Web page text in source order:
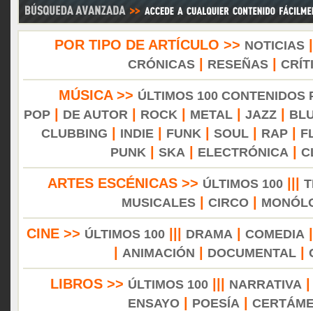
POR TIPO DE ARTÍCULO >> NOTICIAS
CRÓNICAS| RESEÑAS|
MÚSICA >> ÚLTIMOS 100 CONTENIDOS
POP| DE AUTOR ROCK METAL| JAZZ|
CLUBBING
INDIE| FUNK SOUL| RAP|
PUNK
SKA ELECTRÓNICA
ARTES ESCÉNICAS >> ÚLTIMOS 100
MUSICALES
CIRCO
CINE >> ÚLTIMOS 100||| DRAMA COMEDIA
ANIMACIÓN DOCUMENTAL|
LIBROS >> ÚLTIMOS 100 NARRATIVA
ENSAYO| POESÍA